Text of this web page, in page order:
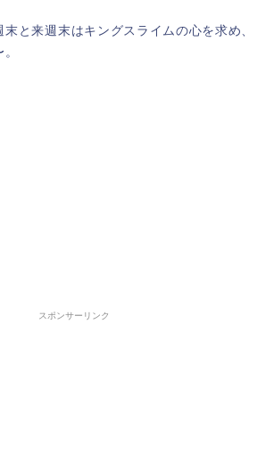
と来週末はキングスライムの心を求め、
スポンサーリンク